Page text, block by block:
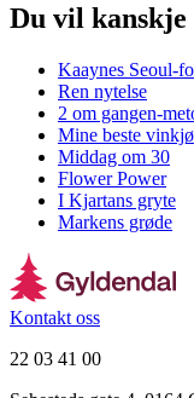
Du vil kanskje
Kaaynes Seoul-
Ren nytelse
2 om gangen-
Mine beste
Middag om 30
Flower Power
I Kjartans gryte
Markens grøde
Kontakt oss
22 03 41 00